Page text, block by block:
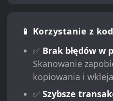
📱 Korzystanie z
✅ Brak błędów w
Skanowanie
kopiowania i
✅ Szybsze